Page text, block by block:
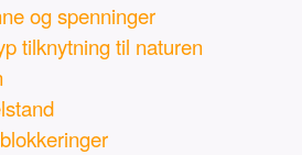
og spenninger
tilknytning til naturen